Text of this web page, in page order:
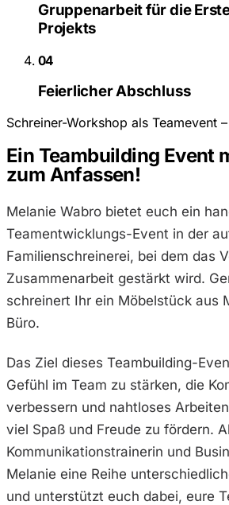
Gruppenarbeit für die
Projekts
04
Feierlicher Abschluss
Schreiner-Workshop als Teamevent
Ein Teambuilding Event
zum Anfassen!
Melanie Wabro bietet euch ein
Teamentwicklungs-Event in der
Familienschreinerei, bei dem das
Zusammenarbeit gestärkt wird.
schreinert Ihr ein Möbelstück aus
Büro.
Das Ziel dieses Teambuilding-
Gefühl im Team zu stärken, die
verbessern und nahtloses
viel Spaß und Freude zu fördern.
Kommunikationstrainerin und
Melanie eine Reihe
und unterstützt euch dabei, eure